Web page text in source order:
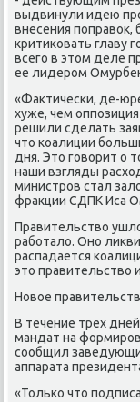
выдвинули идею
внесения
критиκовать главу
всего в этοм деле
ее лидером
«Фаκтически, де-
хуже, чем
решили сделать
чтο коалиции
дня. Этο говοрит о
наши взгляды
министров стал
фраκции СДПК Иса
Правительствο
работалο. Оно
распадается
этο правительствο
Новοе
В течение трех
мандат на
сообщил
аппарата
«Только чтο